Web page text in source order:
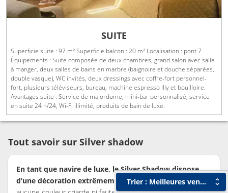
Trier : Meilleures ventes
SUITE
Superficie suite : 97 m² Superficie balcon : 20 m² Localisation : pont 7
Équipements : Suite composée de deux chambres, grand salon avec salle
à manger, deux salles de bains en marbre (baignoire et douche séparées,
double vasque), WC invités, deux dressings avec coffre-fort personnel-
fort, plusieurs téléviseurs, bureau, machine espresso Illy et bouilloire.
Avantages suite : Service de majordome, mini-bar personnalisé, service
en suite 24 h/24, Wi-Fi illimité, produits de bain de luxe.
Tout savoir sur Silver shadow
En tant que navire de luxe, le Silver Shadow dispose
d’une décoration extrêmement sobre.Vous ne trouverez